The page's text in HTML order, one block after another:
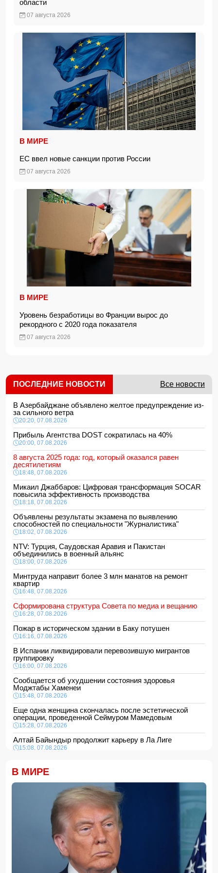
области
07 августа 2026
В МИРЕ
ЕС ввел новые санкции против России
07 августа 2026
В МИРЕ
Уровень безработицы во Франции вырос до
рекордного с 2020 года показателя
07 августа 2026
ПОСЛЕДНИЕ НОВОСТИ Все новости
В Азербайджане объявлено желтое предупреждение из-
за сильного ветра
20:20, 07.08.2026
Прибыль Агентства DOST сократилась на 40%
20:00, 07.08.2026
8 августа 2025 года: год, который оказался равен
десятилетиям
18:48, 07.08.2026
Микаил Джаббаров: Цифровая трансформация SOCAR
повысила эффективность производства
18:18, 07.08.2026
Объявлены результаты экзамена по выявлению
способностей по специальности "Журналистика"
18:02, 07.08.2026
NTV: Турция, Саудовская Аравия и Пакистан
объединились в военный альянс
18:00, 07.08.2026
Минтруда направит более 3 млн манатов на ремонт
квартир
16:48, 07.08.2026
Сформирована структура Совета по медиа и вещанию
16:28, 07.08.2026
Пожар в историческом здании в Баку потушен
16:16, 07.08.2026
В Испании ликвидировали перевозившую мигрантов
группировку
16:00, 07.08.2026
Сообщается об ухудшении состояния здоровья
Моджтабы Хаменеи
15:48, 07.08.2026
Еще одна женщина скончалась после эстетической
операции, проведенной Сеймуром Мамедовым
15:28, 07.08.2026
Алтай Байындыр продолжит карьеру в Ла Лиге
15:08, 07.08.2026
области
Кинолог развеял миф о собачьей обиде на хозяина
14:48, 07.08.2026
По делу Arzum 9999 назначена повторная комплексная
экспертиза
14:40, 07.08.2026
ЕС ввел новые санкции против России
14:34, 07.08.2026
Ужасающие подробности убийства мужа и жены в
В МИРЕ